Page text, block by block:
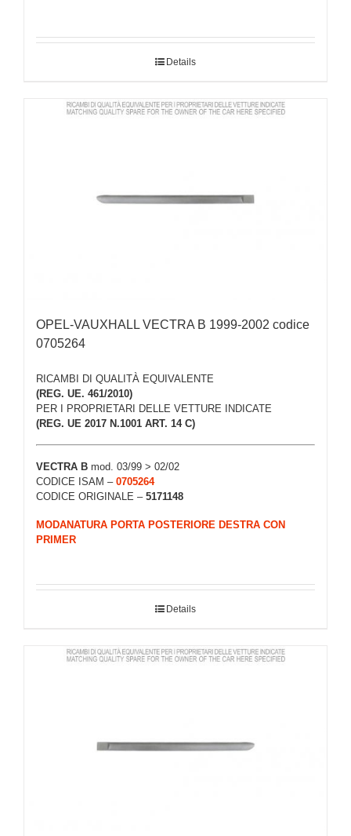
Details
OPEL-VAUXHALL VECTRA B 1999-2002 codice
0705264
RICAMBI DI QUALITÀ EQUIVALENTE
(REG. UE. 461/2010)
PER I PROPRIETARI DELLE VETTURE INDICATE
(REG. UE 2017 N.1001 ART. 14 C)
VECTRA B mod. 03/99 > 02/02
CODICE ISAM – 0705264
CODICE ORIGINALE – 5171148
MODANATURA PORTA POSTERIORE DESTRA CON
PRIMER
Details